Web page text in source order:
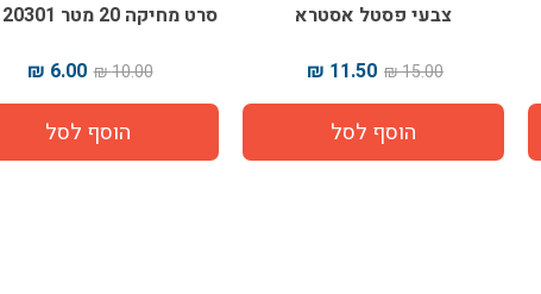
צבעי פסטל אסטרא
15.00 ₪
11.50 ₪
סרט מחיקה 20 מטר DELI 20301
10.00 ₪
6.00 ₪